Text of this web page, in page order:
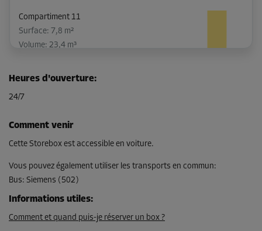
Compartiment 11
Surface: 7,8 m²
Volume: 23,4 m³
-10%
249,00 EUR/mois
224,09 EUR/mois
Compartiment 13
Surface: 2,5 m²
Heures d'ouverture:
24/7
Comment venir
Cette Storebox est accessible en voiture.
Vous pouvez également utiliser les transports en commun:
Bus: Siemens (502)
Informations utiles:
Comment et quand puis-je réserver un box ?